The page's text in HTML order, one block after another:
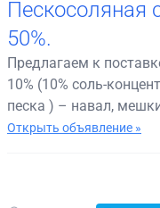
Пескосоляная
50%.
Предлагаем к
10% (10% соль-
песка ) – навал,
Открыть объявление »